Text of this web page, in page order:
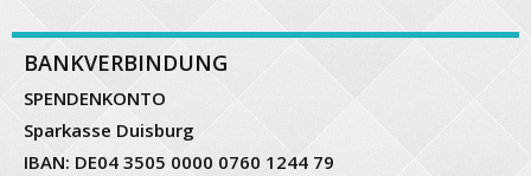
BANKVERBINDUNG
SPENDENKONTO
Sparkasse Duisburg
IBAN: DE04 3505 0000 0760 1244 79